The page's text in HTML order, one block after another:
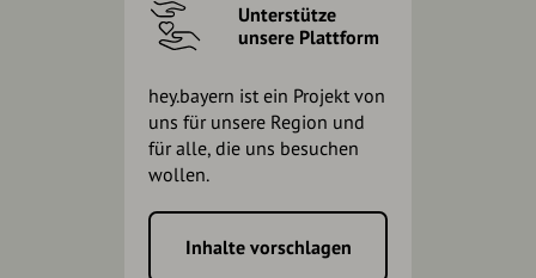
Unterstütze
unsere Plattform
hey.bayern ist ein Projekt von
uns für unsere Region und
für alle, die uns besuchen
wollen.
Inhalte vorschlagen